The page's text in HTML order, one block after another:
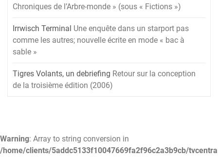
Chroniques de l’Arbre-monde » (sous « Fictions »)
Irrwisch Terminal Une enquête dans un starport pas
comme les autres; nouvelle écrite en mode « bac à
sable »
Tigres Volants, un debriefing Retour sur la conception
de la troisième édition (2006)
Warning: Array to string conversion in
/home/clients/5addc5133f10047669fa2f96c2a3b9cb/